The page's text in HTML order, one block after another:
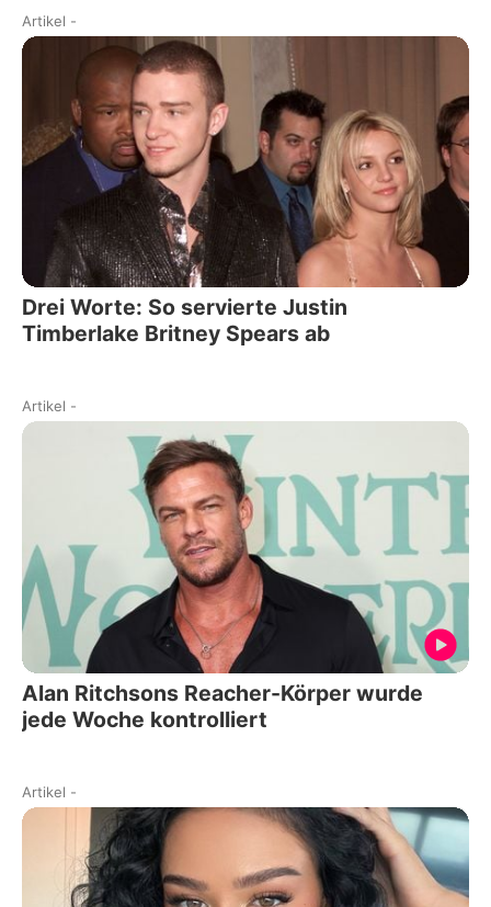
Artikel -
Drei Worte: So servierte Justin
Timberlake Britney Spears ab
Artikel -
Alan Ritchsons Reacher-Körper wurde
jede Woche kontrolliert
Artikel -